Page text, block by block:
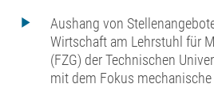
Aushang von
Wirtschaft am Lehrstuhl für
(FZG) der Technischen
mit dem Fokus